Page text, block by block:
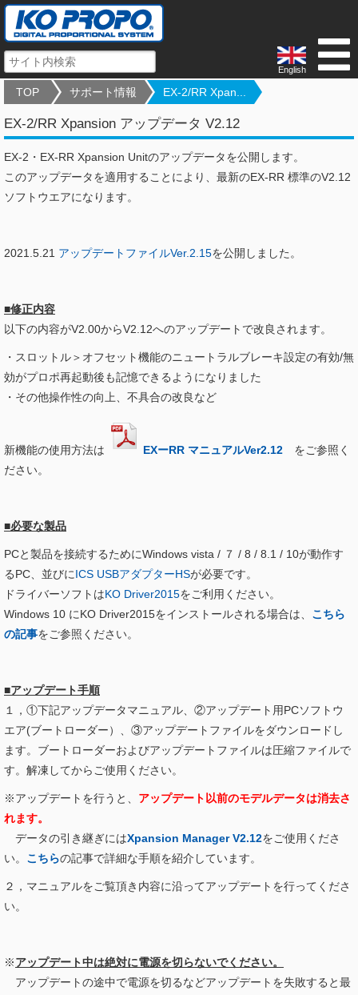
English
TOP サポート情報 EX-2/RR Xpan...
EX-2/RR Xpansion アップデータ V2.12
EX-2・EX-RR Xpansion Unitのアップデータを公開します。
このアップデータを適用することにより、最新のEX-RR 標準のV2.12
ソフトウエアになります。
2021.5.21 アップデートファイルVer.2.15を公開しました。
■修正内容
以下の内容がV2.00からV2.12へのアップデートで改良されます。
・スロットル＞オフセット機能のニュートラルブレーキ設定の有効/無
効がプロポ再起動後も記憶できるようになりました
・その他操作性の向上、不具合の改良など
新機能の使用方法は EXーRR マニュアルVer2.12 をご参照く
ださい。
■必要な製品
PCと製品を接続するためにWindows vista / ７ / 8 / 8.1 / 10が動作す
るPC、並びにICS USBアダプターHSが必要です。
ドライバーソフトはKO Driver2015をご利用ください。
Windows 10 にKO Driver2015をインストールされる場合は、 こちら
の記事をご参照ください。
■アップデート手順
１，①下記アップデータマニュアル、②アップデート用PCソフトウ
エア(ブートローダー）、③アップデートファイルをダウンロードし
ます。ブートローダーおよびアップデートファイルは圧縮ファイルで
す。解凍してからご使用ください。
※アップデートを行うと、 アップデート以前のモデルデータは消去さ
れます。
データの引き継ぎにはXpansion Manager V2.12をご使用くださ
い。 こちらの記事で詳細な手順を紹介しています。
２，マニュアルをご覧頂き内容に沿ってアップデートを行ってくださ
い。
※アップデート中は絶対に電源を切らないでください。
アップデートの途中で電源を切るなどアップデートを失敗すると最